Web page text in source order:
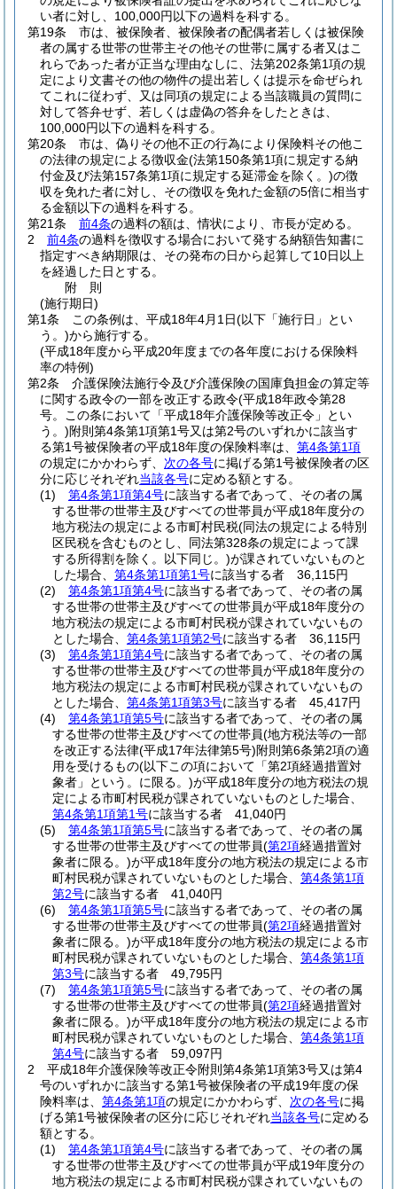
い者に対し、100,000円以下の過料を科する。
第19条
市は、被保険者、被保険者の配偶者若しくは被保険
者の属する世帯の世帯主その他その世帯に属する者又はこ
れらであった者が正当な理由なしに、法第202条第1項の規
定により文書その他の物件の提出若しくは提示を命ぜられ
てこれに従わず、又は同項の規定による当該職員の質問に
対して答弁せず、若しくは虚偽の答弁をしたときは、
100,000円以下の過料を科する。
第20条
市は、偽りその他不正の行為により保険料その他こ
の法律の規定による徴収金(法第150条第1項に規定する納
付金及び法第157条第1項に規定する延滞金を除く。)の徴
収を免れた者に対し、その徴収を免れた金額の5倍に相当す
る金額以下の過料を科する。
第21条
前4条の過料の額は、情状により、市長が定める。
2
前4条の過料を徴収する場合において発する納額告知書に
指定すべき納期限は、その発布の日から起算して10日以上
を経過した日とする。
附 則
(施行期日)
第1条
この条例は、平成18年4月1日(以下「施行日」とい
う。)から施行する。
(平成18年度から平成20年度までの各年度における保険料
率の特例)
第2条
介護保険法施行令及び介護保険の国庫負担金の算定等
に関する政令の一部を改正する政令(平成18年政令第28
号。この条において「平成18年介護保険等改正令」とい
う。)附則第4条第1項第1号又は第2号のいずれかに該当す
る第1号被保険者の平成18年度の保険料率は、 第4条第1項
の規定にかかわらず、 次の各号に掲げる第1号被保険者の区
分に応じそれぞれ当該各号に定める額とする。
(1)
第4条第1項第4号に該当する者であって、その者の属
する世帯の世帯主及びすべての世帯員が平成18年度分の
地方税法の規定による市町村民税(同法の規定による特別
区民税を含むものとし、同法第328条の規定によって課
する所得割を除く。以下同じ。)が課されていないものと
した場合、 第4条第1項第1号に該当する者 36,115円
(2)
第4条第1項第4号に該当する者であって、その者の属
する世帯の世帯主及びすべての世帯員が平成18年度分の
地方税法の規定による市町村民税が課されていないもの
とした場合、 第4条第1項第2号に該当する者 36,115円
(3)
第4条第1項第4号に該当する者であって、その者の属
する世帯の世帯主及びすべての世帯員が平成18年度分の
地方税法の規定による市町村民税が課されていないもの
とした場合、 第4条第1項第3号に該当する者 45,417円
(4)
第4条第1項第5号に該当する者であって、その者の属
する世帯の世帯主及びすべての世帯員(地方税法等の一部
を改正する法律(平成17年法律第5号)附則第6条第2項の適
用を受けるもの(以下この項において「第2項経過措置対
象者」という。に限る。)が平成18年度分の地方税法の規
定による市町村民税が課されていないものとした場合、
第4条第1項第1号に該当する者 41,040円
(5)
第4条第1項第5号に該当する者であって、その者の属
する世帯の世帯主及びすべての世帯員(第2項経過措置対
象者に限る。)が平成18年度分の地方税法の規定による市
町村民税が課されていないものとした場合、 第4条第1項
第2号に該当する者 41,040円
(6)
第4条第1項第5号に該当する者であって、その者の属
する世帯の世帯主及びすべての世帯員(第2項経過措置対
象者に限る。)が平成18年度分の地方税法の規定による市
町村民税が課されていないものとした場合、 第4条第1項
第3号に該当する者 49,795円
(7)
第4条第1項第5号に該当する者であって、その者の属
する世帯の世帯主及びすべての世帯員(第2項経過措置対
象者に限る。)が平成18年度分の地方税法の規定による市
町村民税が課されていないものとした場合、 第4条第1項
第4号に該当する者 59,097円
2
平成18年介護保険等改正令附則第4条第1項第3号又は第4
号のいずれかに該当する第1号被保険者の平成19年度の保
険料率は、 第4条第1項の規定にかかわらず、 次の各号に掲
げる第1号被保険者の区分に応じそれぞれ当該各号に定める
額とする。
(1)
第4条第1項第4号に該当する者であって、その者の属
する世帯の世帯主及びすべての世帯員が平成19年度分の
地方税法の規定による市町村民税が課されていないもの